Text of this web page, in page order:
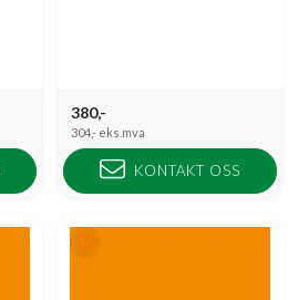
380,-
304,- eks.mva
KONTAKT OSS